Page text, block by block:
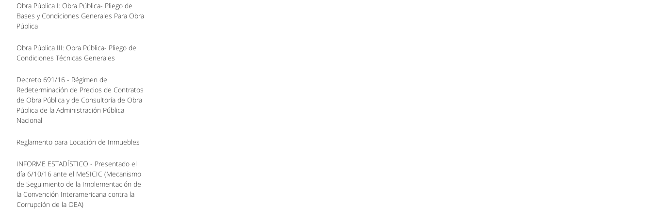
Obra Pública I: Obra Pública- Pliego de
Bases y Condiciones Generales Para Obra
Pública
Obra Pública III: Obra Pública- Pliego de
Condiciones Técnicas Generales
Decreto 691/16 - Régimen de
Redeterminación de Precios de Contratos
de Obra Pública y de Consultoría de Obra
Pública de la Administración Pública
Nacional
Reglamento para Locación de Inmuebles
INFORME ESTADÍSTICO - Presentado el
día 6/10/16 ante el MeSICIC (Mecanismo
de Seguimiento de la Implementación de
la Convención Interamericana contra la
Corrupción de la OEA)